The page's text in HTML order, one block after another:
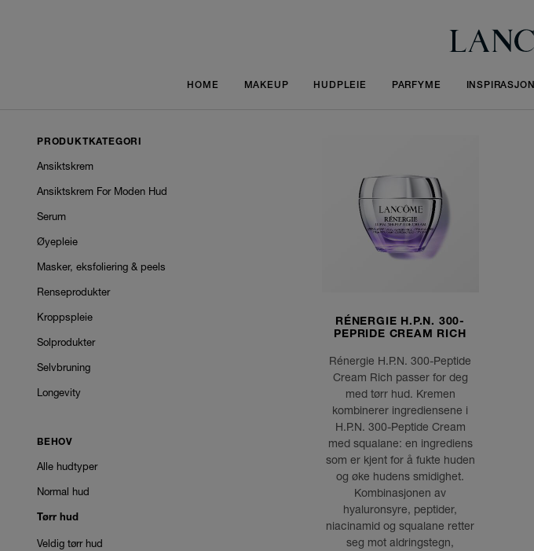
HOME MAKEUP HUDPLEIE PARFYME INSPIRASJON
PRODUKTKATEGORI
Ansiktskrem
Ansiktskrem For Moden Hud
Serum
Øyepleie
Masker, eksfoliering & peels
Renseprodukter
Kroppspleie
Solprodukter
Selvbruning
Longevity
BEHOV
Alle hudtyper
Normal hud
Tørr hud
Veldig tørr hud
RÉNERGIE H.P.N. 300-
PEPRIDE CREAM RICH
Rénergie H.P.N. 300-Peptide
Cream Rich passer for deg
med tørr hud. Kremen
kombinerer ingrediensene i
H.P.N. 300-Peptide Cream
med squalane: en ingrediens
som er kjent for å fukte huden
og øke hudens smidighet.
Kombinasjonen av
hyaluronsyre, peptider,
niacinamid og squalane retter
seg mot aldringstegn,